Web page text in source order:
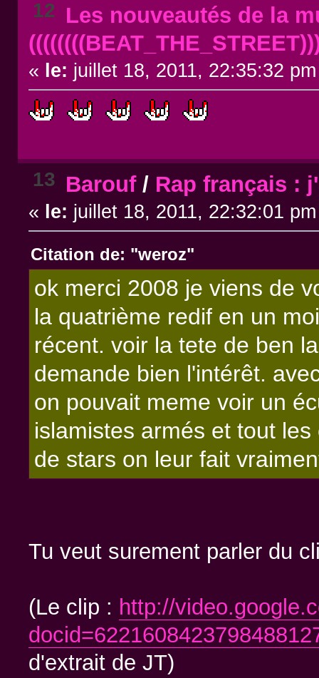
12 Les nouveautés de la
« le: juillet 18, 2011, 22:35:32
13 Barouf/ Rap français :
« le: juillet 18, 2011, 22:32:01
Citation de: "weroz"
ok merci 2008 je viens de
la quatrième redif en un
récent. voir la tete de ben
demande bien l'intérêt.
on pouvait meme voir un
islamistes armés et tout
de stars on leur fait
Tu veut surement parler du
(Le clip : http://
d'extrait de JT)